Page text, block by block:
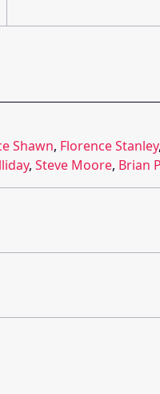
Shawn, Florence Stanley
, Steve Moore, Brian